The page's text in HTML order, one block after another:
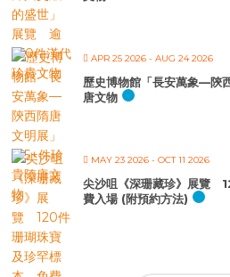
APR 25 2026 - AUG 24 2026
歷史博物館「長安萬象—陝
唐文物
MAY 23 2026 - OCT 11 2026
尖沙咀《深珊藏珍》展覽
費入場 (附預約方法)